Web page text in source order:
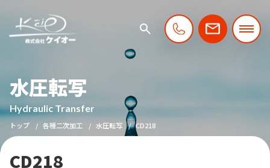
水圧転写
Hydraulic Transfer
トップ 各種二次加工 水圧転写 CD218
CD218